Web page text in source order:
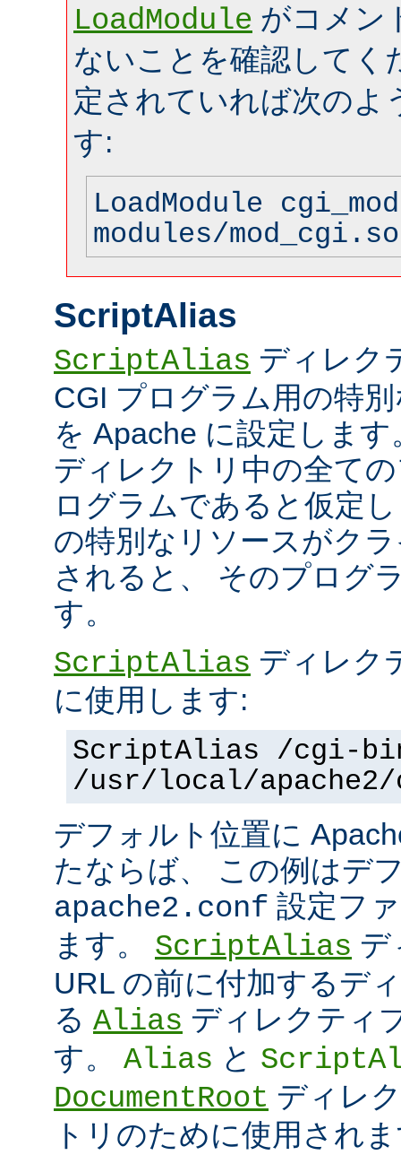
LoadModule がコメン
ないことを確認してく
定されていれば次のよ
す:
LoadModule
modules/mod_cgi.so
ScriptAlias
ScriptAlias ディレク
CGI プログラム用の特
を Apache に設定しま
ディレクトリ中の全て
ログラムであると仮定
の特別なリソースがク
されると、 そのプログ
す。
ScriptAlias ディレク
に使用します:
ScriptAlias /cgi-
/usr/local/
デフォルト位置に
たならば、 この例はデ
apache2.conf 設定フ
ます。 ScriptAlias デ
URL の前に付加するデ
る Alias ディレクティ
す。 Alias と
DocumentRoot ディレ
トリのために使用され